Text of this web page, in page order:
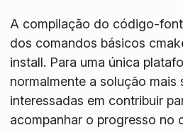
A compilação do código-
dos comandos básicos
install. Para uma única
normalmente a solução mais
interessadas em contribuir
acompanhar o progresso no